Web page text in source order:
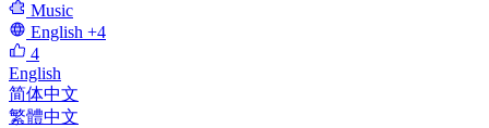
Music
English +4
4
English
简体中文
繁體中文